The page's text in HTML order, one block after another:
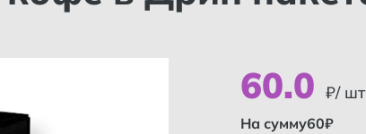
60.0 ₽/ шт
На сумму60₽